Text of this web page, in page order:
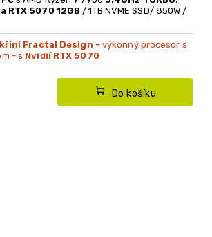
Do košíku
RTX 5070 12GB / 1TB NVME SSD/ 850W /
Fractal Design - výkonný procesor s
- s Nvidií RTX 5070